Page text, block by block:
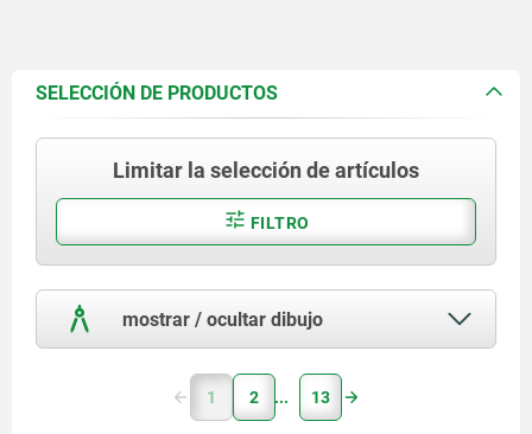
Versión de acero inoxidable:
Casquillo roscado 1.4305.
Ojo de llave de acero inoxidable
1.4310.
natural.
Clavija de bloqueo no
endurecida, de acabado natural.
Ojo de llave con acabado
natural.
SELECCIÓN DE PRODUCTOS
Limitar la selección de artículos
FILTRO
mostrar / ocultar dibujo
1 2 13